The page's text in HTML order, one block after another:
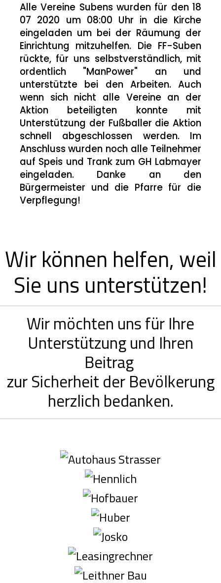
Alle Vereine Subens wurden für den 18
07 2020 um 08:00 Uhr in die Kirche
eingeladen um bei der Räumung der
Einrichtung mitzuhelfen. Die FF-Suben
rückte, für uns selbstverständlich, mit
ordentlich "ManPower" an und
unterstützte bei den Arbeiten. Auch
wenn sich nicht alle Vereine an der
Aktion beteiligten konnte mit
Unterstützung der Fußballer die Aktion
schnell abgeschlossen werden. Im
Anschluss wurden noch alle Teilnehmer
auf Speis und Trank zum GH Labmayer
eingeladen. Danke an den
Bürgermeister und die Pfarre für die
Verpflegung!
Wir können helfen, weil
Sie uns unterstützen!
Wir möchten uns für Ihre
Unterstützung und Ihren
Beitrag
zur Sicherheit der Bevölkerung
herzlich bedanken.